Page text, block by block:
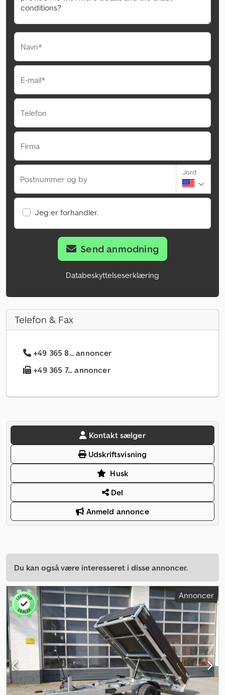
Navn*
E-mail*
Telefon
Firma
Postnummer og by
Jord
Jeg er forhandler.
Send anmodning
Databeskyttelseserklæring
Telefon & Fax
+49 365 8... annoncer
+49 365 7... annoncer
Kontakt sælger
Udskriftsvisning
Husk
Del
Anmeld annonce
Du kan også være interesseret i disse annoncer.
Annoncer